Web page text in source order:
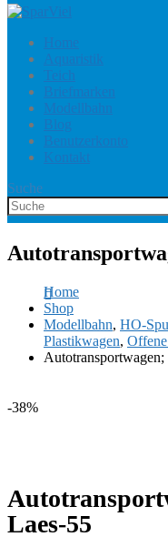
Home
Aquaristik
Teich
Briefmarken
Modellbahn
Blog
Benutzerkonto
Kontakt
Suche
Home
Shop
Modellbahn, HO-
Plastikwagen,
-38%
Laes-55